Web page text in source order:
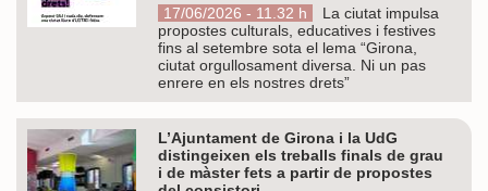
17/06/2026 - 11.32 h
La ciutat impulsa
propostes culturals, educatives i festives
fins al setembre sota el lema “Girona,
ciutat orgullosament diversa. Ni un pas
enrere en els nostres drets”
L’Ajuntament de Girona i la UdG
distingeixen els treballs finals de grau
i de màster fets a partir de propostes